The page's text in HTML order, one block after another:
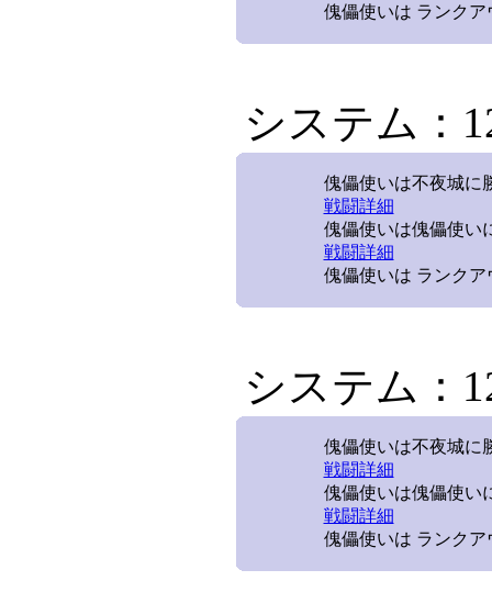
傀儡使いは ランク
システム：
傀儡使いは不夜城に
戦闘詳細
傀儡使いは傀儡使い
戦闘詳細
傀儡使いは ランク
システム：
傀儡使いは不夜城に
戦闘詳細
傀儡使いは傀儡使い
戦闘詳細
傀儡使いは ランク